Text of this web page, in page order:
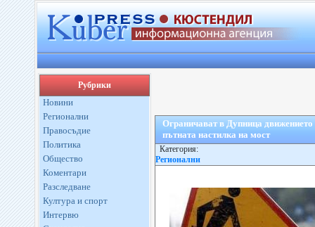
Рубрики
Новини
Регионални
Правосъдие
Политика
Общество
Коментари
Разследване
Култура и спорт
Интервю
Ограничават в Дупница движението
пътната настилка на мост
Категория:
Регионални